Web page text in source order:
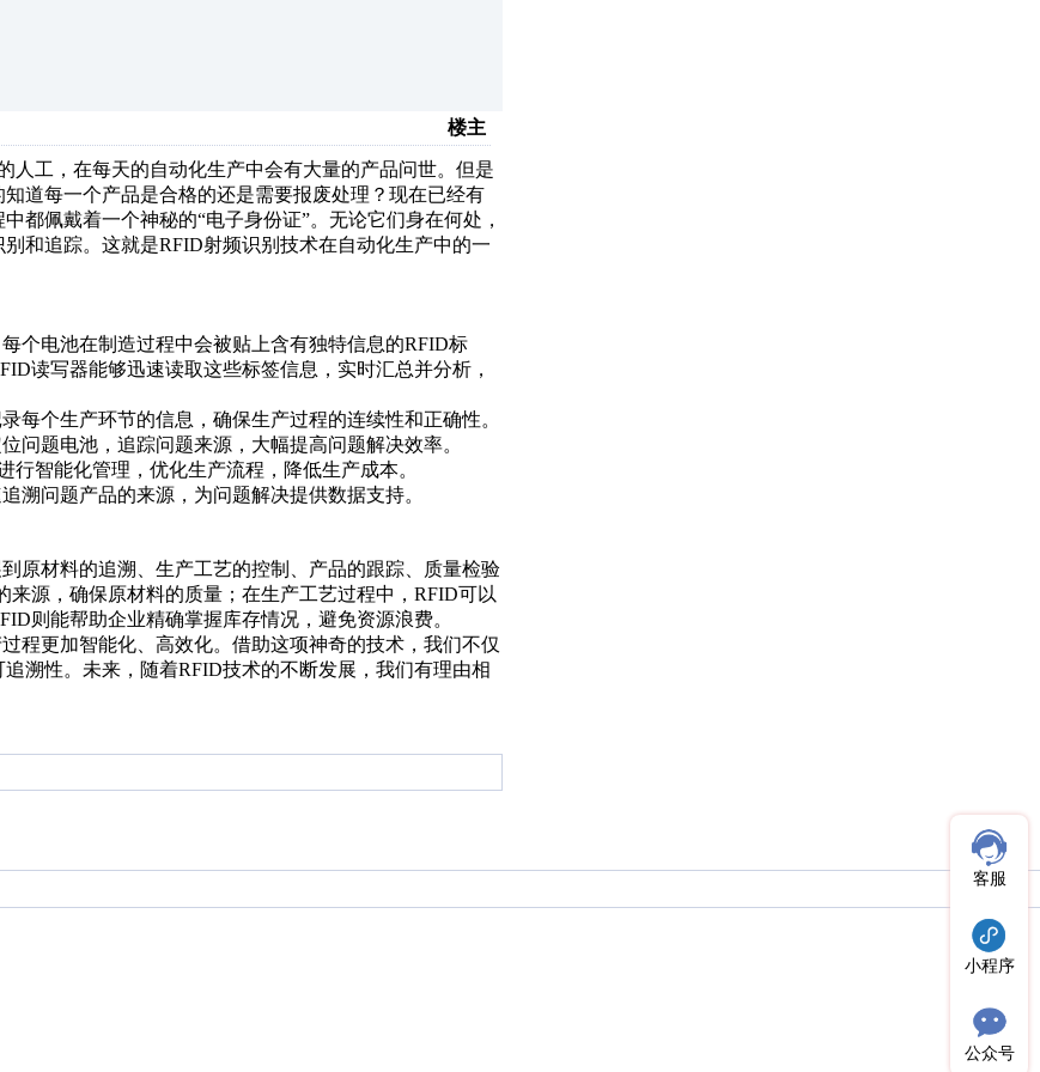
楼主
人工，在每天的自动化生产中会有大量的产品问世。但是
道每一个产品是合格的还是需要报废处理？现在已经有
都佩戴着一个神秘的“电子身份证”。无论它们身在何处，
和追踪。这就是RFID射频识别技术在自动化生产中的一
个电池在制造过程中会被贴上含有独特信息的RFID标
读写器能够迅速读取这些标签信息，实时汇总并分析，
每个生产环节的信息，确保生产过程的连续性和正确性。
问题电池，追踪问题来源，大幅提高问题解决效率。
智能化管理，优化生产流程，降低生产成本。
溯问题产品的来源，为问题解决提供数据支持。
原材料的追溯、生产工艺的控制、产品的跟踪、质量检验
源，确保原材料的质量；在生产工艺过程中，RFID可以
则能帮助企业精确掌握库存情况，避免资源浪费。
程更加智能化、高效化。借助这项神奇的技术，我们不仅
溯性。未来，随着RFID技术的不断发展，我们有理由相
客服
小程序
公众号